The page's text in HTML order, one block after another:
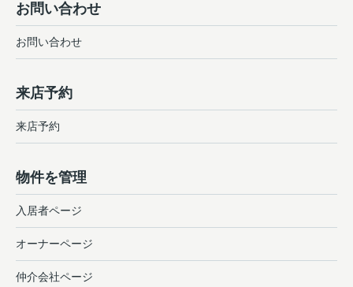
お問い合わせ
お問い合わせ
来店予約
来店予約
物件を管理
入居者ページ
オーナーページ
仲介会社ページ